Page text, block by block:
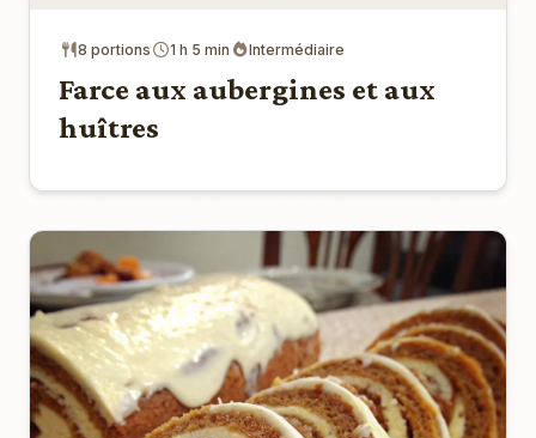
8 portions 1 h 5 min Intermédiaire
Farce aux aubergines et aux
huîtres